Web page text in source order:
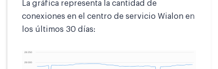
La gráfica representa la cantidad de
conexiones en el centro de servicio Wialon en
los últimos 30 días: